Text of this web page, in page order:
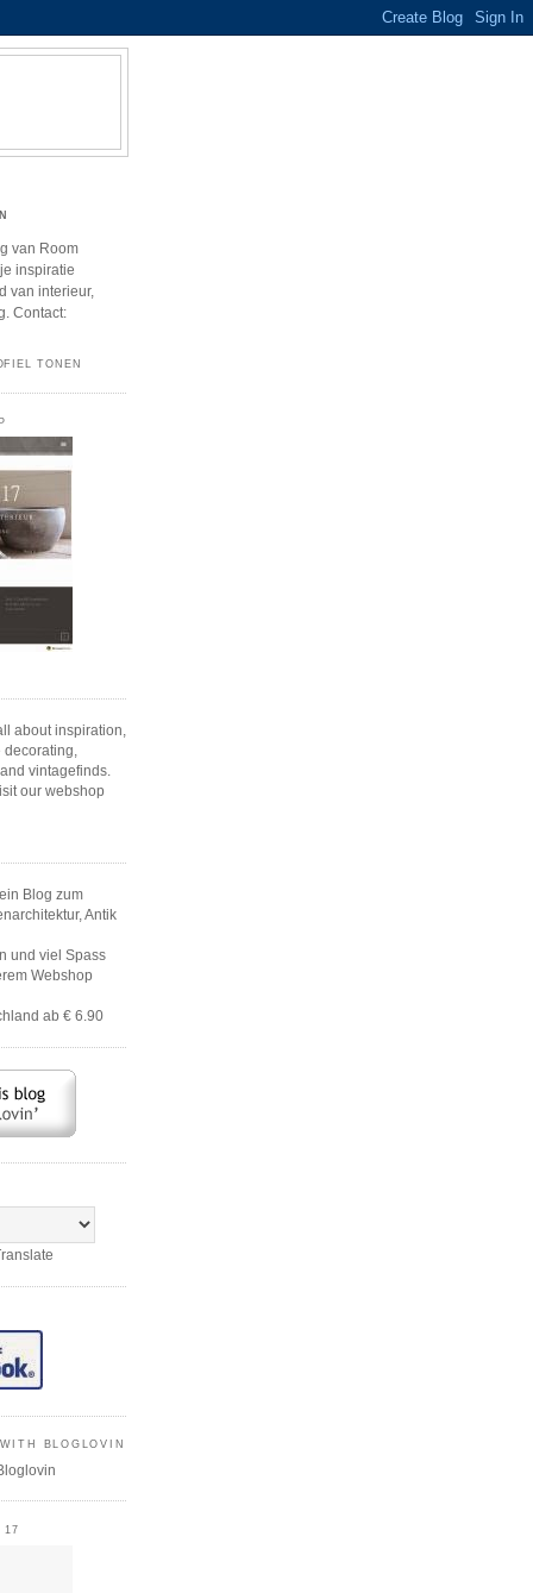
van Room
inspiratie
van interieur,
Contact:
TONEN
about inspiration,
vintagefinds.
our webshop
Blog zum
Antik
und viel Spass
Webshop
ab € 6.90
BLOGLOVIN
17